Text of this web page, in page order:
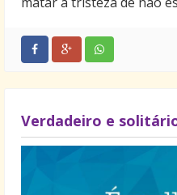
Verdadeiro e